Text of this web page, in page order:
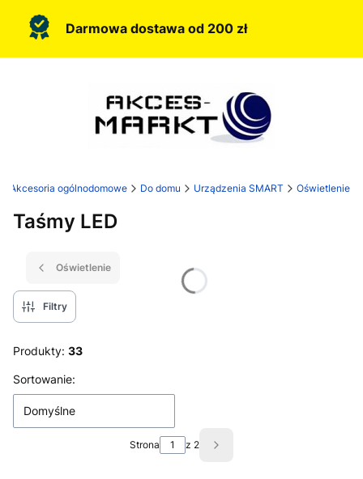
Darmowa dostawa od 200 zł
Akcesoria ogólnodomowe Do domu Urządzenia SMART Oświetlenie
Taśmy LED
Oświetlenie
Filtry
Produkty: 33
Lista produktów
Sortowanie:
Domyślne
Strona z 2 Następne produkty